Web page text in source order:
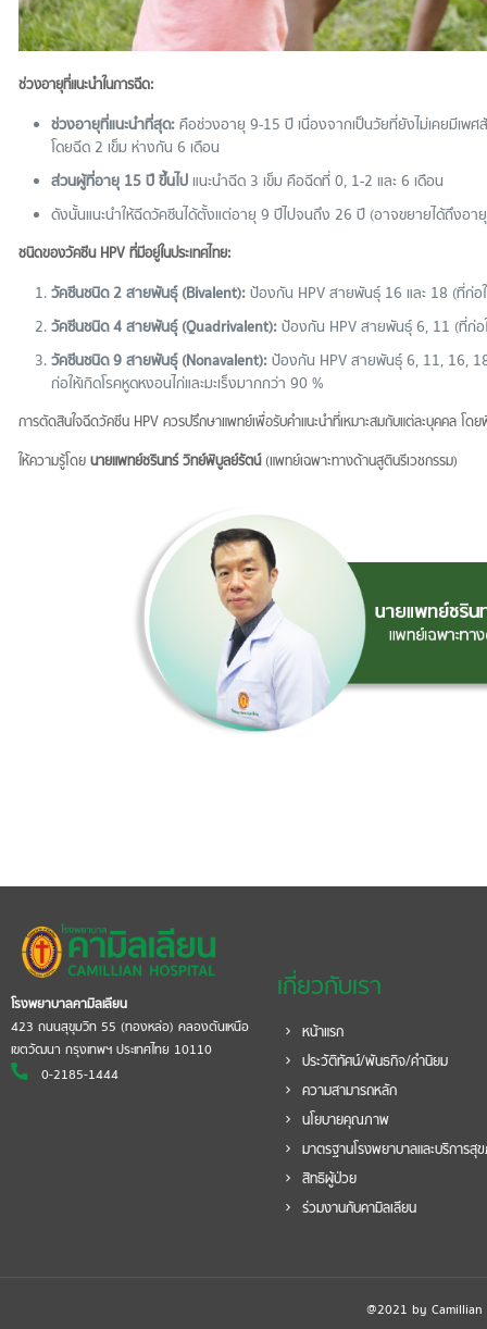
ช่วงอายุที่แนะนำในการฉีด:
ช่วงอายุที่แนะนำที่สุด:คือช่วงอายุ 9-15 ปี เนื่องจากเป็นวัยที่ยังไม่เคยมีเพ
โดยฉีด 2 เข็ม ห่างกัน 6 เดือน
ส่วนผู้ที่อายุ 15 ปี ขึ้นไปแนะนำฉีด 3 เข็ม คือฉีดที่ 0, 1-2 และ 6 เดือน
ดังนั้นแนะนำให้ฉีดวัคซีนได้ตั้งแต่อายุ 9 ปีไปจนถึง 26 ปี (อาจขยายได้ถึงอ
ชนิดของวัคซีน HPV ที่มีอยู่ในประเทศไทย:
วัคซีนชนิด2 สายพันธุ์ (Bivalent):ป้องกัน HPV สายพันธุ์ 16 และ 18 (ที่ก่อใ
วัคซีนชนิด4 สายพันธุ์ (Quadrivalent):ป้องกัน HPV สายพันธุ์ 6, 11 (ที่ก่อ
วัคซีนชนิด9 สายพันธุ์ (Nonavalent):ป้องกัน HPV สายพันธุ์ 6, 11, 16,
ก่อให้เกิดโรคหูดหงอนไก่และมะเร็งมากกว่า 90 %
การตัดสินใจฉีดวัคซีน HPV ควรปรึกษาแพทย์เพื่อรับคำแนะนำที่เหมาะสมกับแต่ละบุคคล โด
ให้ความรู้โดย นายแพทย์ชรินทร์ วิทย์พิบูลย์รัตน์(แพทย์เฉพาะทางด้านสูตินรีเวชกรรม)
โรงพยาบาลคามิลเลียน
423 ถนนสุขุมวิท 55 (ทองหล่อ) คลองตันเหนือ
เขตวัฒนา กรุงเทพฯ ประเทศไทย 10110
0-2185-1444
เกี่ยวกับเรา
หน้าแรก
ประวัติทัศน์/พันธกิจ/คำนิยม
ความสามารถหลัก
นโยบายคุณภาพ
มาตรฐานโรงพยาบาลและบริการสุ
สิทธิผู้ป่วย
ร่วมงานกับคามิลเลียน
@2021 by